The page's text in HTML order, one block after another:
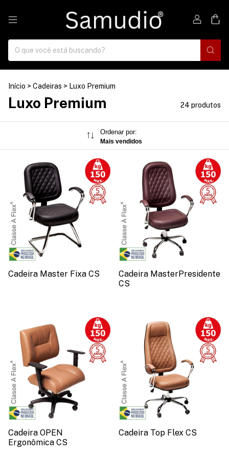
Início > Cadeiras > Luxo Premium
Luxo Premium 24 produtos
Ordenar por:
Mais vendidos
Cadeira Master Fixa CS
Cadeira MasterPresidente
CS
Cadeira OPEN
Ergonômica CS
Cadeira Top Flex CS